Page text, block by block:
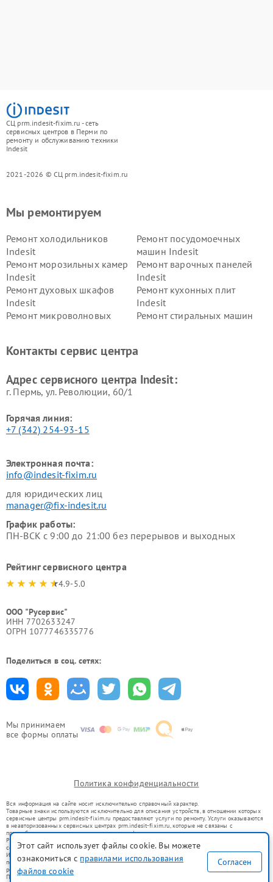
СЦ prm.indesit-fixim.ru - сеть
сервисных центров в Перми по
ремонту и обслуживанию техники
Indesit
2021-2026 © СЦ prm.indesit-fixim.ru
Мы принимаем
все формы оплаты
Мы ремонтируем
Ремонт холодильников
Indesit
Ремонт посудомоечных
машин Indesit
Ремонт морозильных камер
Indesit
Ремонт варочных панелей
Indesit
Ремонт духовых шкафов
Indesit
Ремонт кухонных плит
Indesit
Ремонт микроволновых
Ремонт стиральных машин
Indesit
Indesit
Контакты сервис центра
Адрес сервисного центра Indesit:
г. Пермь, ул. ​Революции, 60/1
Горячая линия:
+7 (342) 254-93-15
Электронная почта:
info@indesit-fixim.ru
для юридических лиц
manager@fix-indesit.ru
График работы:
ПН-ВСК с 9:00 до 21:00 без перерывов и выходных
Рейтинг сервисного центра
4.9-5.0
ООО "Русервис"
ИНН 7702633247
ОГРН 1077746335776
Поделиться в соц. сетях:
Политика конфиденциальности
Вся информация на сайте носит исключительно справочный характер.
Товарные знаки используются исключительно для описания устройств, в отношении которых
сервисные центры prm.indesit-fixim.ru предоставляют услуги по ремонту. Услуги оказываются
в неавторизованных сервисных центрах prm.indesit-fixim.ru, которые не связаны с
правообладателями товарных знаков или их официальными представителями.
Ремонт осуществляется для устройств, уже введенных в гражданский оборот в соответствии
со статьей 1487 ГК РФ.
Использование товарных знаков не преследует цели индивидуализации услуг или введения
потребителей в заблуждение, а служит для информирования о предоставляемых услугах по
ремонту техники указанных брендов.
Представленная на сайте информация не является публичной офертой, определяемой
Этот сайт использует файлы cookie. Вы можете
ознакомиться с правилами использования
файлов cookie
Согласен